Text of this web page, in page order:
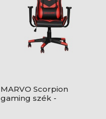
MARVO Scorpion
gaming szék -